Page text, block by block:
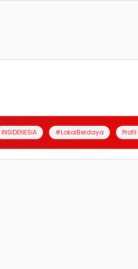
INSIDENESIA #LokalBerdaya